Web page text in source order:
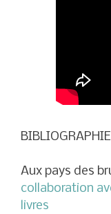
BIBLIOGRAPHIE
Aux pays des
collaboration
livres